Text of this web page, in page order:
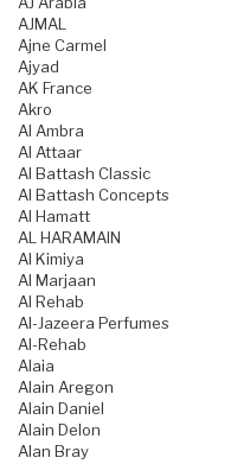
AJMAL
Ajne Carmel
Ajyad
AK France
Akro
Al Ambra
Al Attaar
Al Battash Classic
Al Battash Concepts
Al Hamatt
AL HARAMAIN
Al Kimiya
Al Marjaan
Al Rehab
Al-Jazeera Perfumes
Al-Rehab
Alaia
Alain Aregon
Alain Daniel
Alain Delon
Alan Bray